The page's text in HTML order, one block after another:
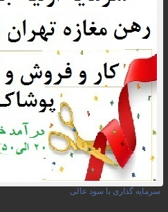
سرمایه گذاری با سود عالی